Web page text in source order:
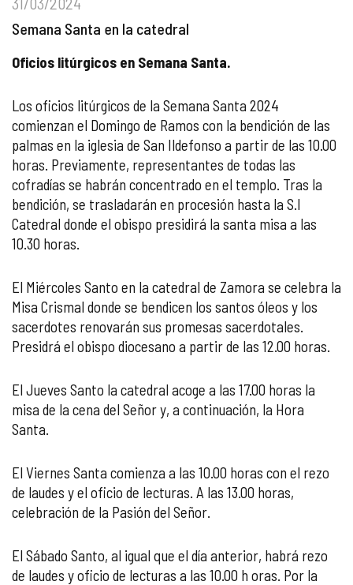
Semana Santa en la catedral
Oficios litúrgicos en Semana Santa.
Los oficios litúrgicos de la Semana Santa 2024
comienzan el Domingo de Ramos con la bendición de las
palmas en la iglesia de San Ildefonso a partir de las 10.00
horas. Previamente, representantes de todas las
cofradías se habrán concentrado en el templo. Tras la
bendición, se trasladarán en procesión hasta la S.I
Catedral donde el obispo presidirá la santa misa a las
10.30 horas.
El Miércoles Santo en la catedral de Zamora se celebra la
Misa Crismal donde se bendicen los santos óleos y los
sacerdotes renovarán sus promesas sacerdotales.
Presidrá el obispo diocesano a partir de las 12.00 horas.
El Jueves Santo la catedral acoge a las 17.00 horas la
misa de la cena del Señor y, a continuación, la Hora
Santa.
El Viernes Santa comienza a las 10.00 horas con el rezo
de laudes y el oficio de lecturas. A las 13.00 horas,
celebración de la Pasión del Señor.
El Sábado Santo, al igual que el día anterior, habrá rezo
de laudes y oficio de lecturas a las 10.00 h oras. Por la